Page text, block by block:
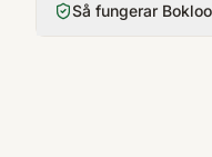
Så fungerar